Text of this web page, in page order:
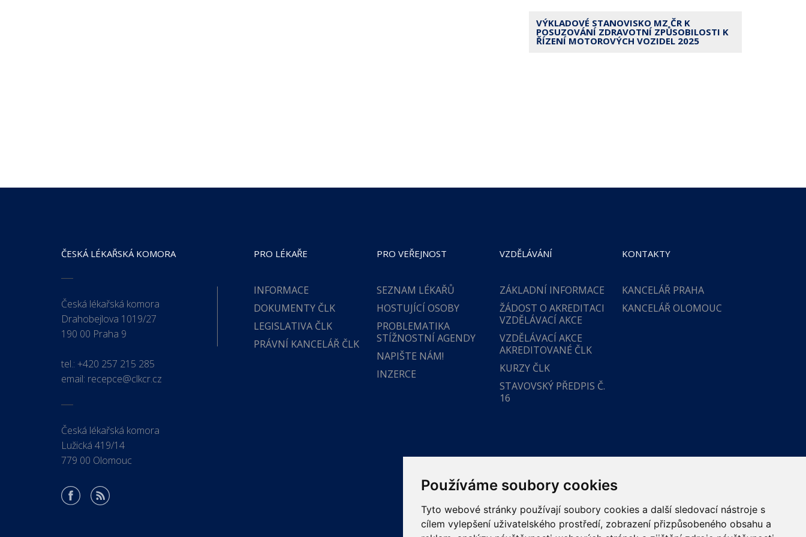
Používáme soubory cookies
Tyto webové stránky používají soubory cookies a další sledovací nástroje s
cílem vylepšení uživatelského prostředí, zobrazení přizpůsobeného obsahu a
VÝKLADOVÉ STANOVISKO MZ ČR K
POSUZOVÁNÍ ZDRAVOTNÍ ZPŮSOBILOSTI K
ŘÍZENÍ MOTOROVÝCH VOZIDEL 2025
ČESKÁ LÉKAŘSKÁ KOMORA
Česká lékařská komora
Drahobejlova 1019/27
190 00 Praha 9
tel.: +420 257 215 285
email: recepce@clkcr.cz
Česká lékařská komora
Lužická 419/14
779 00 Olomouc
PRO LÉKAŘE
INFORMACE
DOKUMENTY ČLK
LEGISLATIVA ČLK
PRÁVNÍ KANCELÁŘ ČLK
PRO VEŘEJNOST
SEZNAM LÉKAŘŮ
HOSTUJÍCÍ OSOBY
PROBLEMATIKA
STÍŽNOSTNÍ AGENDY
NAPIŠTE NÁM!
INZERCE
VZDĚLÁVÁNÍ
ZÁKLADNÍ INFORMACE
ŽÁDOST O AKREDITACI
VZDĚLÁVACÍ AKCE
VZDĚLÁVACÍ AKCE
AKREDITOVANÉ ČLK
KURZY ČLK
STAVOVSKÝ PŘEDPIS Č.
16
KONTAKTY
KANCELÁŘ PRAHA
KANCELÁŘ OLOMOUC